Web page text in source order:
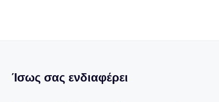
Ίσως σας ενδιαφέρει